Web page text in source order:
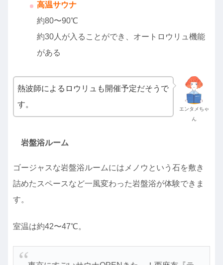
高温サウナ
約80〜90℃
約30人が入ることができ、オートロウリュ機能
がある
エンタメちゃ
ん
熱波師によるロウリュも開催予定だそうで
す。
岩盤浴ルーム
ゴージャスな岩盤浴ルームにはメノウという石を敷き
詰めたスペースなど一風変わった岩盤浴が体験できま
す。
室温は約42〜47℃。